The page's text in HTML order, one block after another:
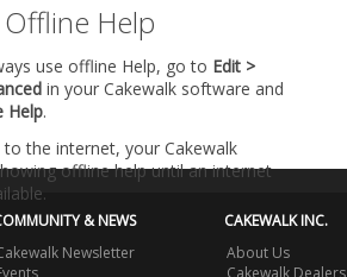
Help
use offline Help, go to Edit >
in your Cakewalk software and
Help.
the internet, your Cakewalk
offline help until an internet
& NEWS
Newsletter
CAKEWALK INC.
About Us
Cakewalk Dealers